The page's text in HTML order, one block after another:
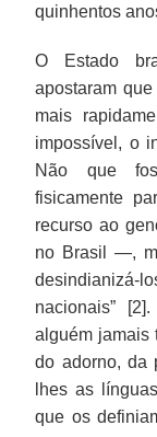
quinhentos
O Estado
apostaram
mais
impossível, o
Não que
fisicamente
recurso ao
no Brasil —,
desindianizá-
nacionais”
alguém jamais
do adorno, da
lhes as
que os